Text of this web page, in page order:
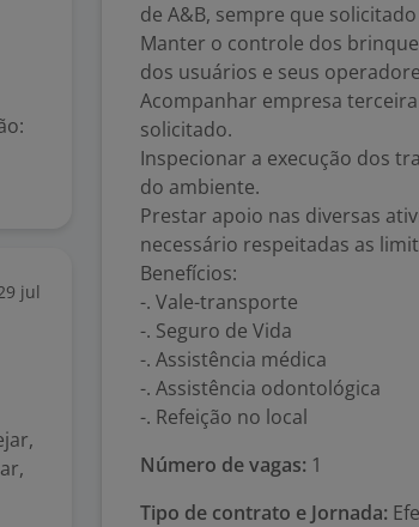
jul
de A&B, sempre que
Manter o controle dos
dos usuários e seus
Acompanhar empresa
solicitado.
Inspecionar a execução dos
do ambiente.
Prestar apoio nas diversas
necessário respeitadas as
Benefícios:
-. Vale-transporte
-. Seguro de Vida
-. Assistência médica
-. Assistência odontológica
-. Refeição no local
Número de vagas: 1
Tipo de contrato e Jornada: